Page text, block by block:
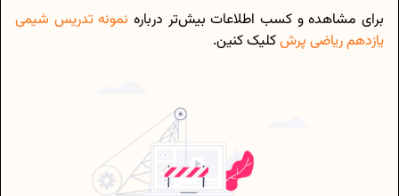
برای مشاهده و کسب اطلاعات بیش‌تر درباره نمونه تدریس‌ شیمی
یازدهم ریاضی پرشکلیک کنین.